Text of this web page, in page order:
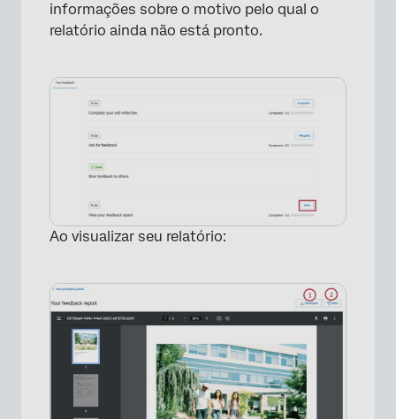
×
×
informações sobre o motivo pelo qual o
relatório ainda não está pronto.
Ao visualizar seu relatório: